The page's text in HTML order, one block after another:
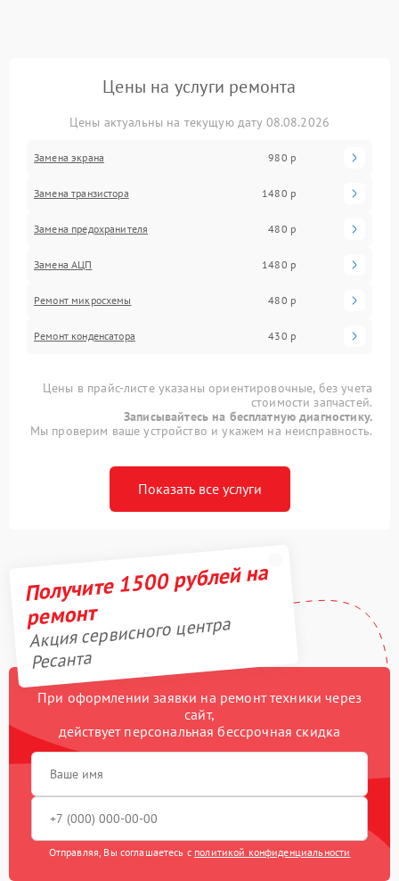
Цены на услуги ремонта
Цены актуальны на текущую дату 08.08.2026
Замена экрана 980 р
Замена транзистора 1480 р
Замена предохранителя 480 р
Замена АЦП 1480 р
Ремонт микросхемы 480 р
Ремонт конденсатора 430 р
Цены в прайс-листе указаны ориентировочные, без учета
стоимости запчастей.
Записывайтесь на бесплатную диагностику.
Мы проверим ваше устройство и укажем на неисправность.
Показать все услуги
Получите 1500 рублей на
ремонт
Акция сервисного центра
Ресанта
При оформлении заявки на ремонт техники через
сайт,
действует персональная бессрочная скидка
Отправляя, Вы соглашаетесь с политикой конфиденциальности